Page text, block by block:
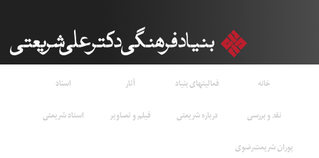
خانه فعالیتهای بنیاد آثار
اسناد
نقد و بررسی
درباره شریعتی فیلم و تصاویر
استاد شریعتی
پوران شریعت‌رضوی